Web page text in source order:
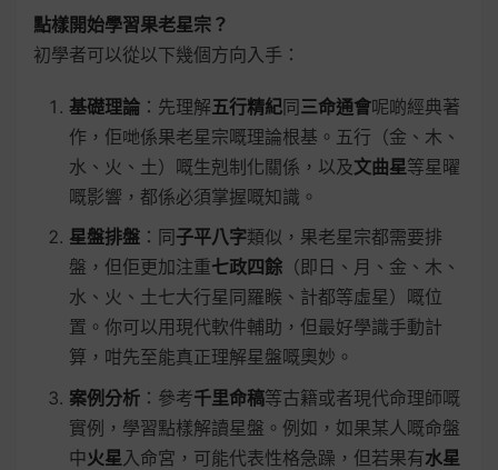
點樣開始學習果老星宗？
初學者可以從以下幾個方向入手：
基礎理論 ：先理解五行精紀同三命通會呢啲經典著
作，佢哋係果老星宗嘅理論根基。五行（金、木、
水、火、土）嘅生剋制化關係，以及文曲星等星曜
嘅影響，都係必須掌握嘅知識。
星盤排盤 ：同子平八字類似，果老星宗都需要排
盤，但佢更加注重七政四餘 （即日、月、金、木、
水、火、土七大行星同羅睺、計都等虛星）嘅位
置。你可以用現代軟件輔助，但最好學識手動計
算，咁先至能真正理解星盤嘅奧妙。
案例分析 ：參考千里命稿等古籍或者現代命理師嘅
實例，學習點樣解讀星盤。例如，如果某人嘅命盤
中火星 入命宮，可能代表性格急躁，但若果有水星